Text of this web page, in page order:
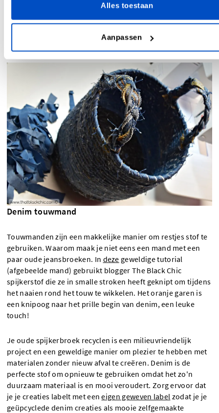
Alles toestaan
Aanpassen
blog Valaan Villapaita. Je gaat er helemaal weg van zijn.
Denim wordt hier pefect gebruikt om een leuk geschenk
voor elk kind te creëren. Houden ze niet zo van walvissen?
Dan ontwerp je toch gewoon een ander dier!
Denim touwmand
Touwmanden zijn een makkelijke manier om restjes stof te
gebruiken. Waarom maak je niet eens een mand met een
paar oude jeansbroeken. In deze geweldige tutorial
(afgebeelde mand) gebruikt blogger The Black Chic
spijkerstof die ze in smalle stroken heeft geknipt om tijdens
het naaien rond het touw te wikkelen. Het oranje garen is
een knipoog naar het prille begin van denim, een leuke
touch!
Je oude spijkerbroek recyclen is een milieuvriendelijk
project en een geweldige manier om plezier te hebben met
materialen zonder nieuw afval te creëren. Denim is de
perfecte stof om opnieuw te gebruiken omdat het zo'n
duurzaam materiaal is en mooi veroudert. Zorg ervoor dat
je je creaties labelt met eeneigen geweven label zodat je je
geüpcyclede denim creaties als mooie zelfgemaakte